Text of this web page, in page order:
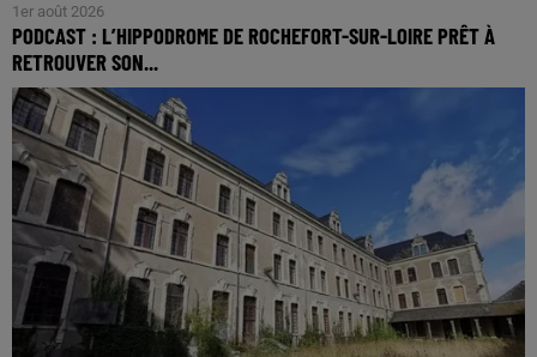
1er août 2026
PODCAST : L’HIPPODROME DE ROCHEFORT-SUR-LOIRE PRÊT À
RETROUVER SON...